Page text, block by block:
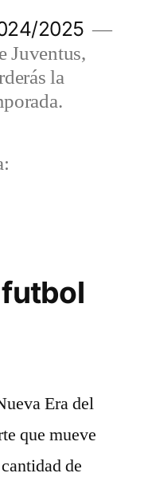
2025
Juventus,
la
Era del
que mueve
de